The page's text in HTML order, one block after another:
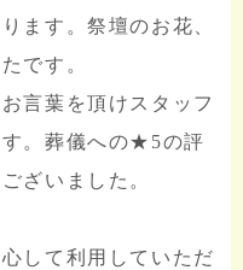
ます。祭壇のお花、
です。
言葉を頂けスタッフ
。葬儀への★5の評
ざいました。
して利用していただ